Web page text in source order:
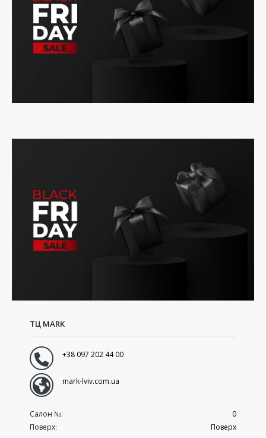
ТЦ MARK
+38 097 202 44 00
mark-lviv.com.ua
Салон №:
0
Поверх:
Поверх